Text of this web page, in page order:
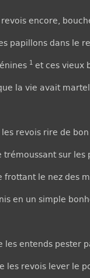
revois encore,
papillons dans le
1 et ces vieux
la vie avait
les revois rire de
trémoussant sur les
frottant le nez des
en un simple
les entends pester
les revois lever le